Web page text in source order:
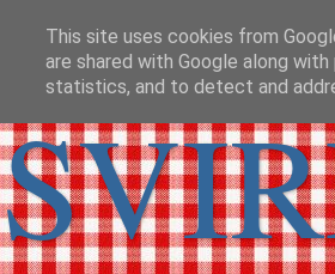
This site uses cookies from
are shared with Google along
statistics, and to detect and